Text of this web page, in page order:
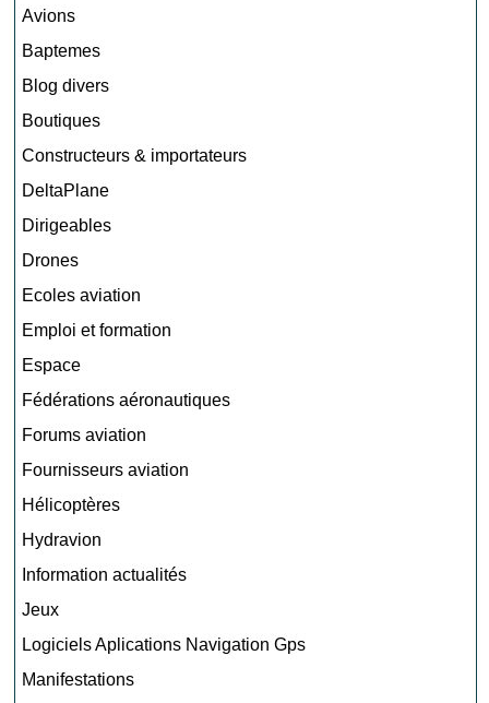
Avions
Baptemes
Blog divers
Boutiques
Constructeurs & importateurs
DeltaPlane
Dirigeables
Drones
Ecoles aviation
Emploi et formation
Espace
Fédérations aéronautiques
Forums aviation
Fournisseurs aviation
Hélicoptères
Hydravion
Information actualités
Jeux
Logiciels Aplications Navigation Gps
Manifestations